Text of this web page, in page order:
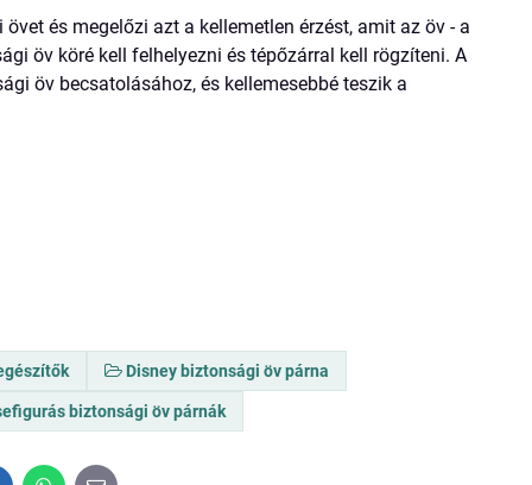
és megelőzi azt a kellemetlen érzést, amit az öv - a
öv köré kell felhelyezni és tépőzárral kell rögzíteni. A
öv becsatolásához, és kellemesebbé teszik a
Disney biztonsági öv párna
biztonsági öv párnák